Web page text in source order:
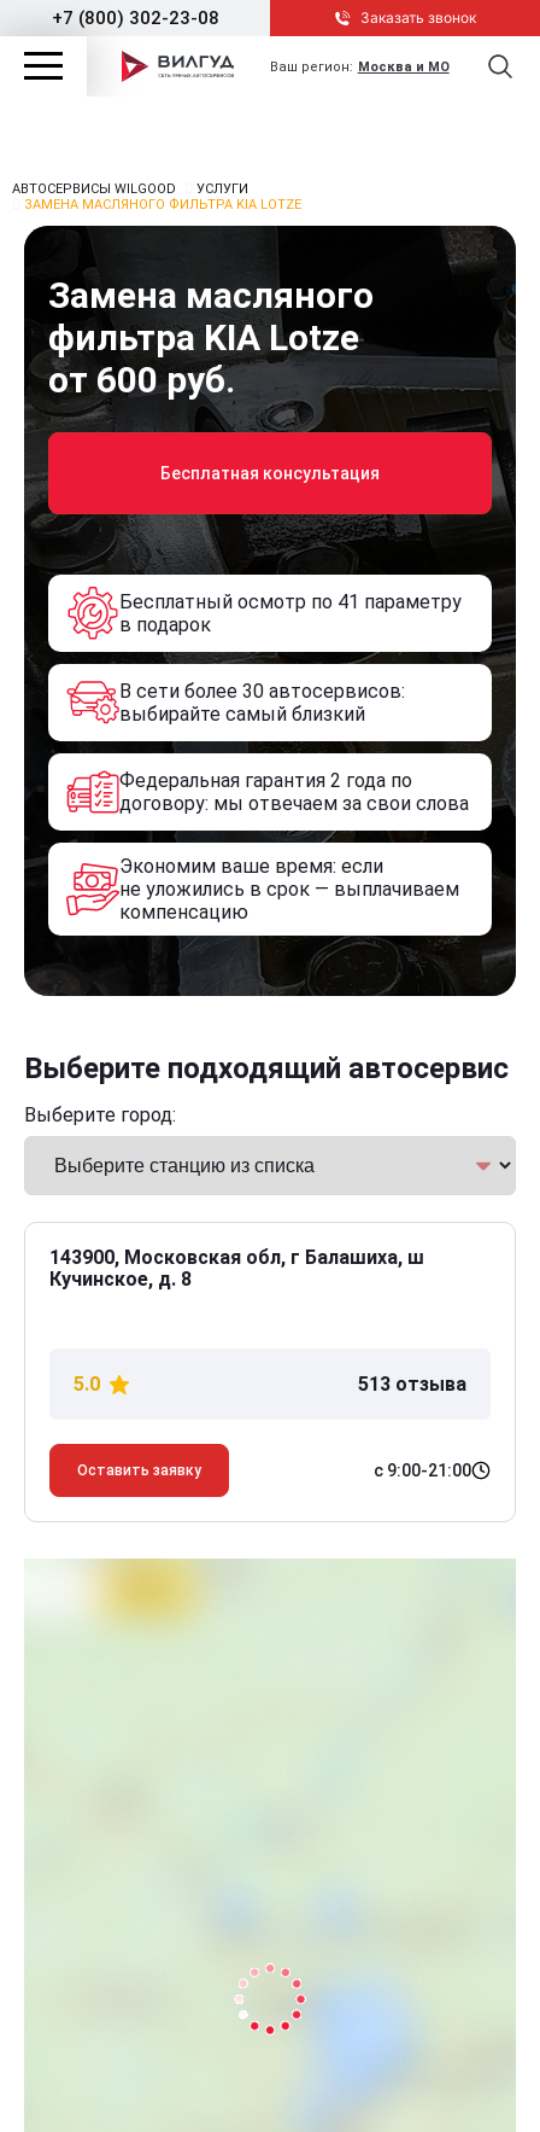
+7 (800) 302-23-08 Заказать звонок
Ваш регион: Москва и МО
АВТОСЕРВИСЫ WILGOOD
УСЛУГИ
ЗАМЕНА МАСЛЯНОГО ФИЛЬТРА KIA LOTZE
Замена масляного
фильтра KIA Lotze
от 600 руб.
Бесплатная консультация
Бесплатный осмотр по 41 параметру
в подарок
В сети более 30 автосервисов:
выбирайте самый близкий
Федеральная гарантия 2 года по
договору: мы отвечаем за свои слова
Экономим ваше время: если
не уложились в срок — выплачиваем
компенсацию
Выберите подходящий автосервис
Выберите город:
143900, Московская обл, г Балашиха, ш
Кучинское, д. 8
5.0 513 отзыва
Оставить заявку с 9:00-21:00